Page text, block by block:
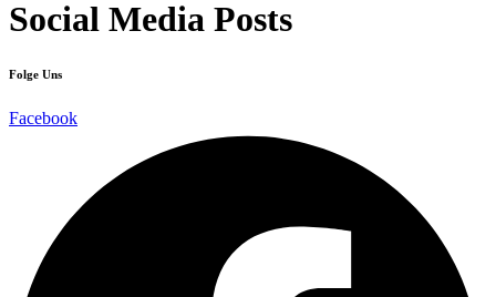
Social Media Posts
Folge Uns
Facebook